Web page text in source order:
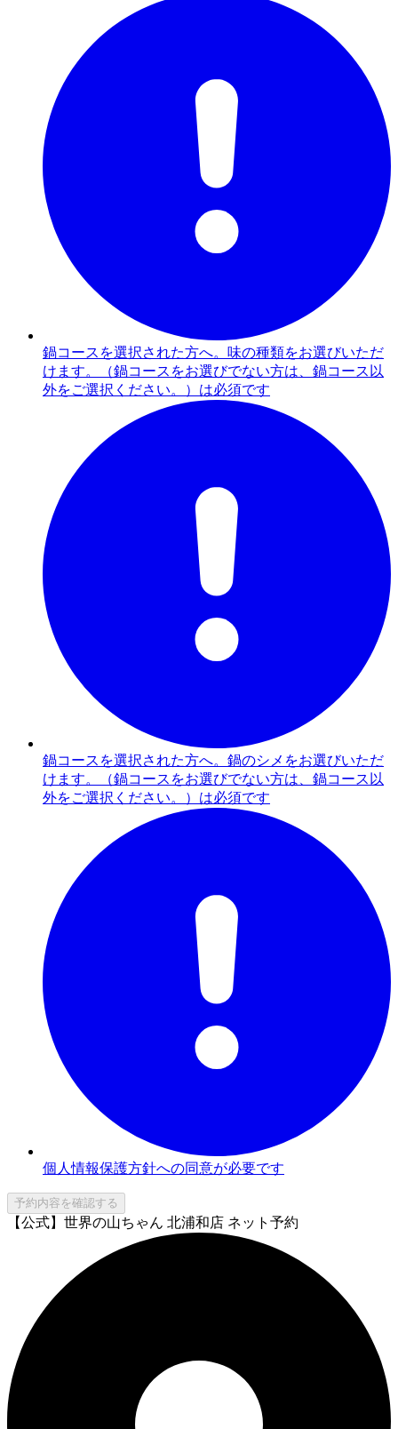
鍋コースを選択された方へ。味の種類をお選びいただ
けます。（鍋コースをお選びでない方は、鍋コース以
外をご選択ください。）は必須です
鍋コースを選択された方へ。鍋のシメをお選びいただ
けます。（鍋コースをお選びでない方は、鍋コース以
外をご選択ください。）は必須です
個人情報保護方針への同意が必要です
予約内容を確認する
【公式】世界の山ちゃん 北浦和店 ネット予約